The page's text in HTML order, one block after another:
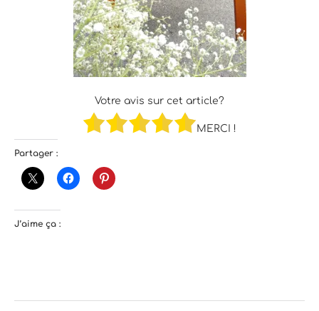
Votre avis sur cet article?
MERCI !
Partager :
J’aime ça :